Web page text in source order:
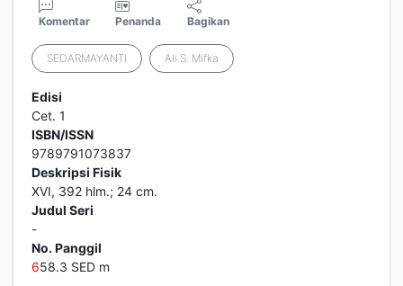
Komentar Penanda Bagikan
SEDARMAYANTI Ali S. Mifka
Edisi
Cet. 1
ISBN/ISSN
9789791073837
Deskripsi Fisik
XVI, 392 hlm.; 24 cm.
Judul Seri
-
No. Panggil
658.3 SED m